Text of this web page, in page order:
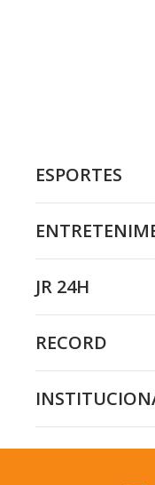
ESPORTES
JR 24H
RECORD